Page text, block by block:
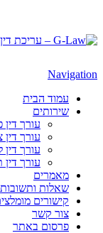
Navigation
עמוד הבית
שירותים
עורך דין
עורך דין
עורך דין
עורך
מאמרים
שאלות ותשובות
קישורים
צור קשר
פרסום באתר